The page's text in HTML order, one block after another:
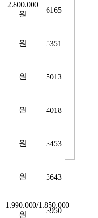
2.800.000
원
6165
원 5351
원 5013
원 4018
원 3453
원 3643
1.990.000/1.850.000
원
3950